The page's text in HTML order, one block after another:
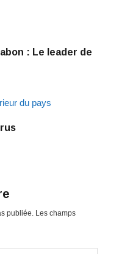
: Le leader de
publiée. Les champs